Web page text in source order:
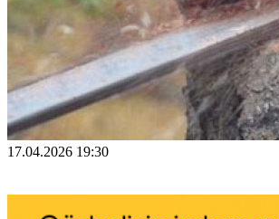
17.04.2026 19:30